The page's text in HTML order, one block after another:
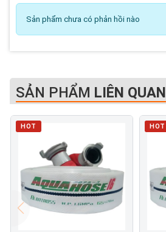
Sản phẩm chưa có phản hồi nào
SẢN PHẨM LIÊN QUAN
HOT HOT